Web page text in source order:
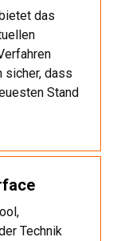
das
sicher, dass
Stand
Technik